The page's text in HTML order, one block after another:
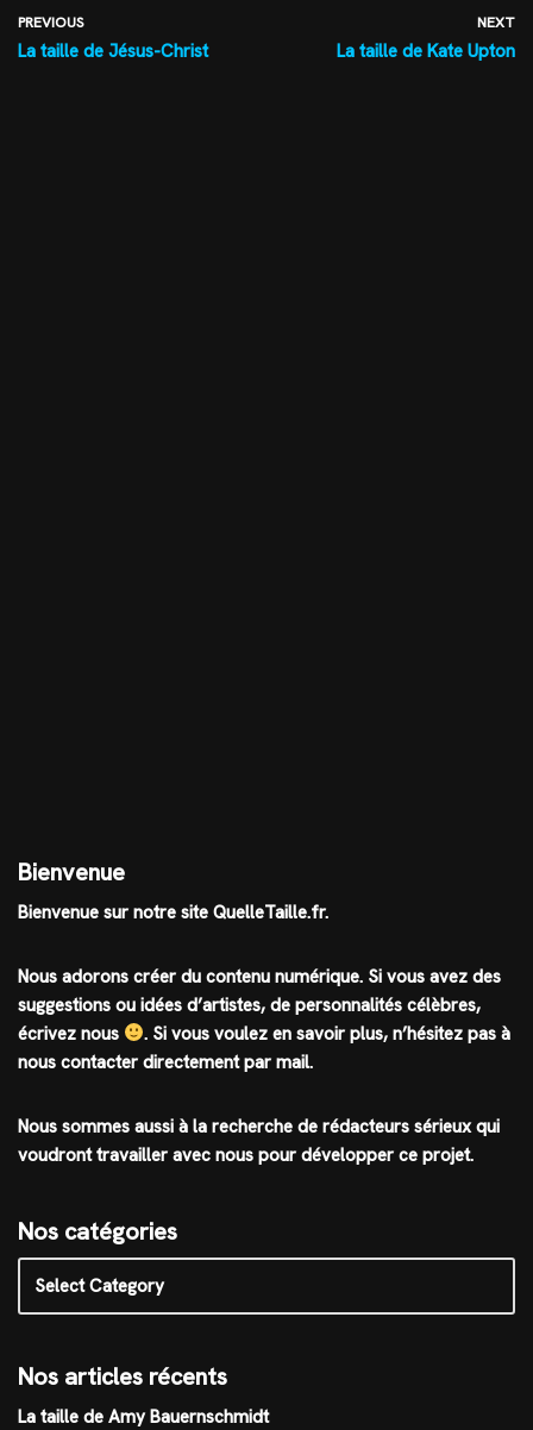
PREVIOUS
La taille de Jésus-Christ
NEXT
La taille de Kate Upton
Bienvenue
Bienvenue sur notre site QuelleTaille.fr.
Nous adorons créer du contenu numérique. Si vous avez des
suggestions ou idées d’artistes, de personnalités célèbres,
écrivez nous
. Si vous voulez en savoir plus, n’hésitez pas à
nous contacter directement par mail.
Nous sommes aussi à la recherche de rédacteurs sérieux qui
voudront travailler avec nous pour développer ce projet.
Nos catégories
Nos articles récents
La taille de Amy Bauernschmidt